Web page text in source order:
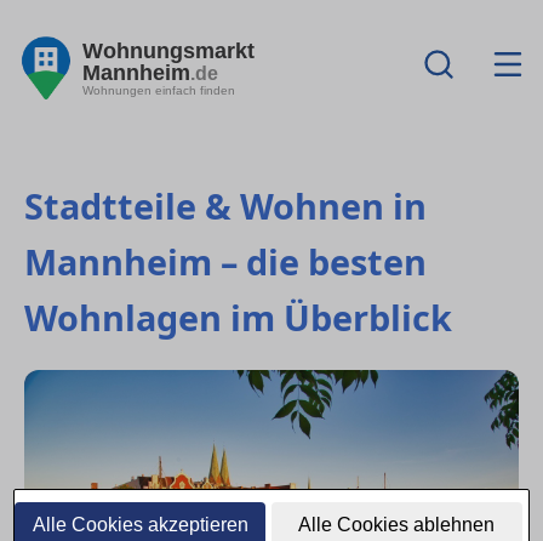
Alle Cookies akzeptieren Alle Cookies ablehnen
Wohnungsmarkt
Mannheim.de
Wohnungen einfach finden
Stadtteile & Wohnen in
Mannheim – die besten
Wohnlagen im Überblick